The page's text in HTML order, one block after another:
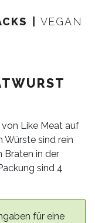
VEGAN
Like Meat auf
Würste sind rein
Braten in der
sind 4
für eine